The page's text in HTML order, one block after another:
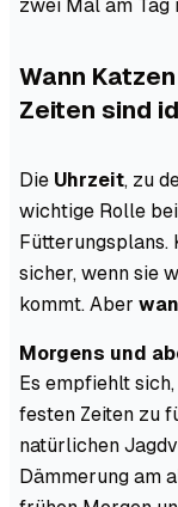
zwei Mal am
Wann
Zeiten sind
Die Uhrzeit, zu
wichtige Rolle
Fütterungsplans.
sicher, wenn sie
kommt. Aber
Morgens und
Es empfiehlt
festen Zeiten zu
natürlichen
Dämmerung am